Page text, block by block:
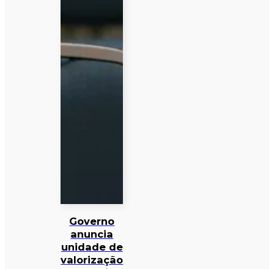
Governo
anuncia
unidade de
valorização